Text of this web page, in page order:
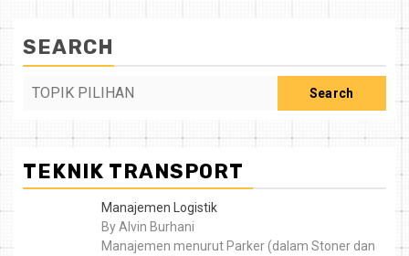
SEARCH
Search
TEKNIK TRANSPORT
Manajemen Logistik
By Alvin Burhani
Manajemen menurut Parker (dalam Stoner dan